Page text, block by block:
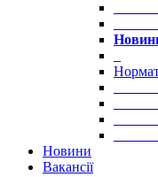
Новини
Вакансії